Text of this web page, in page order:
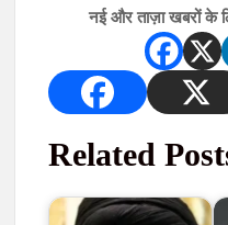
नई और ताज़ा खबरों
Related